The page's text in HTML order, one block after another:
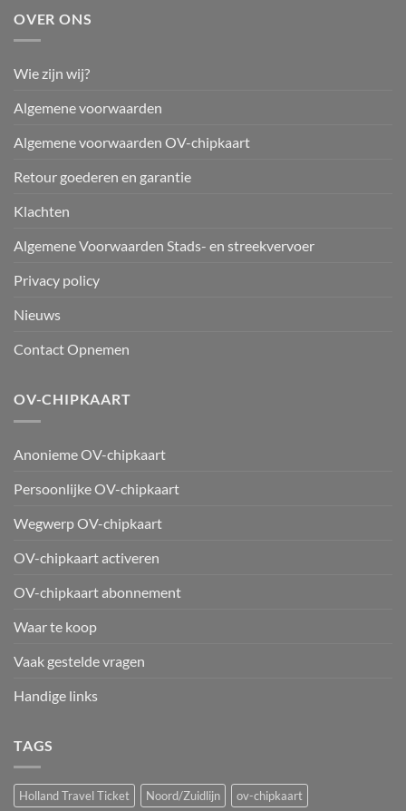
OVER ONS
Wie zijn wij?
Algemene voorwaarden
Algemene voorwaarden OV-chipkaart
Retour goederen en garantie
Klachten
Algemene Voorwaarden Stads- en streekvervoer
Privacy policy
Nieuws
Contact Opnemen
OV-CHIPKAART
Anonieme OV-chipkaart
Persoonlijke OV-chipkaart
Wegwerp OV-chipkaart
OV-chipkaart activeren
OV-chipkaart abonnement
Waar te koop
Vaak gestelde vragen
Handige links
TAGS
Holland Travel Ticket Noord/Zuidlijn ov-chipkaart